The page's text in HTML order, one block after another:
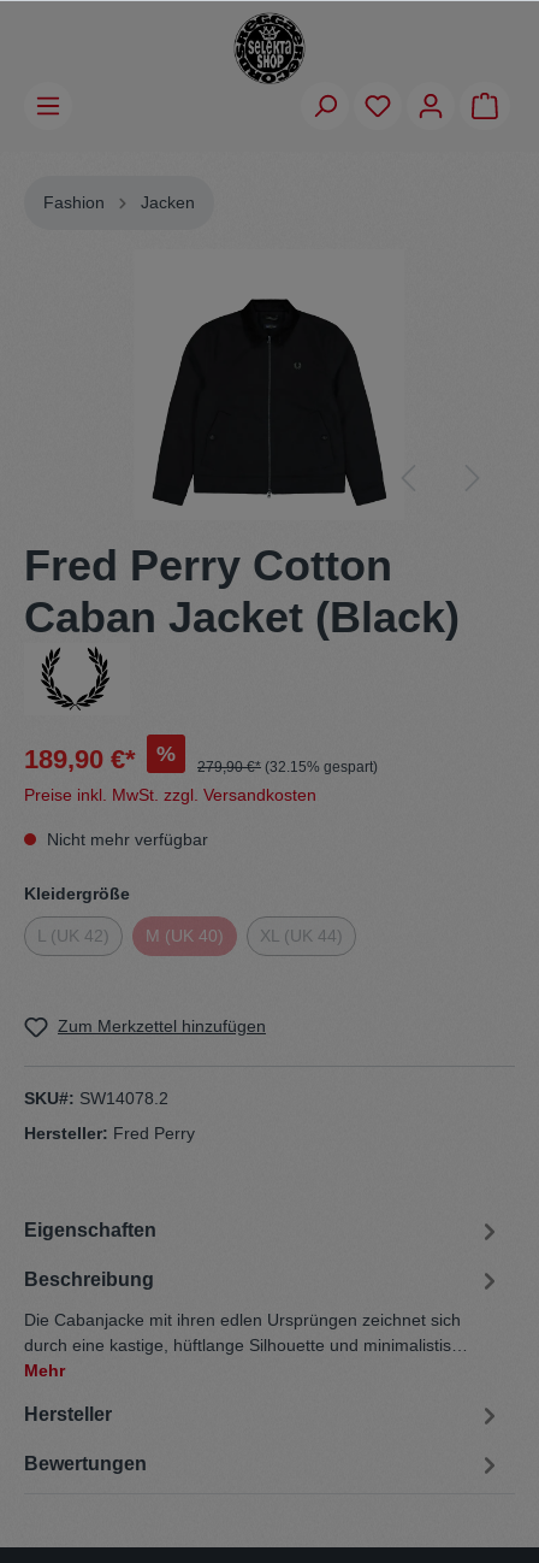
Fashion Jacken
Fred Perry Cotton
Caban Jacket (Black)
189,90 €* %
279,90 €* (32.15% gespart)
Preise inkl. MwSt. zzgl. Versandkosten
Nicht mehr verfügbar
Kleidergröße
L (UK 42) M (UK 40) XL (UK 44)
Zum Merkzettel hinzufügen
SKU#: SW14078.2
Hersteller: Fred Perry
Eigenschaften
Beschreibung
Die Cabanjacke mit ihren edlen Ursprüngen zeichnet sich
durch eine kastige, hüftlange Silhouette und minimalistis…
Mehr
Hersteller
Bewertungen